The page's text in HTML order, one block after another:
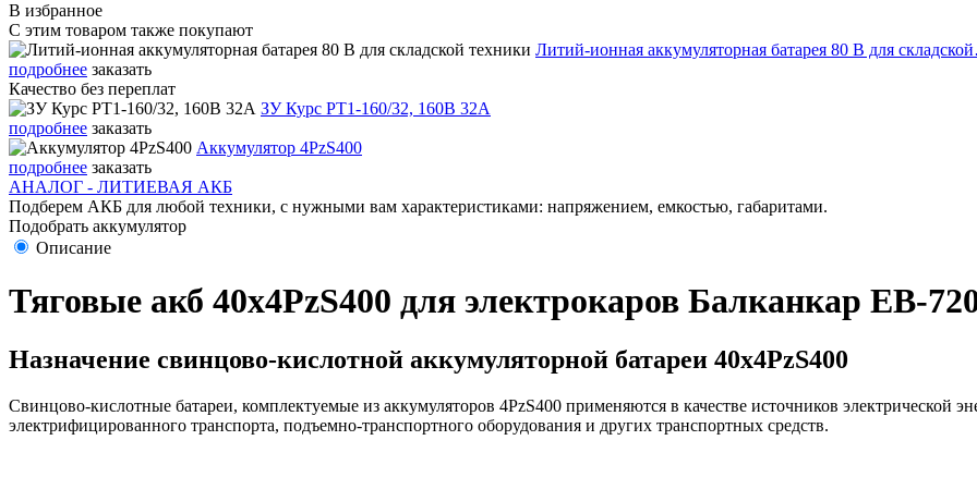
В избранное
С этим товаром также покупают
Литий-ионная аккумуляторная батарея 80 В для
подробнее заказать
Качество без переплат
ЗУ Курс PT1-160/32, 160В 32А
подробнее заказать
Аккумулятор 4PzS400
подробнее заказать
АНАЛОГ - ЛИТИЕВАЯ АКБ
Подберем АКБ для любой техники, с нужными вам характеристиками: напряжением, емкостью, габаритами.
Подобрать аккумулятор
Описание
Тяговые акб 40х4PzS400 для электрокаров Балканкар ЕВ-
Назначение свинцово-кислотной аккумуляторной батареи 40х4PzS400
Свинцово-кислотные батареи, комплектуемые из аккумуляторов 4PzS400 применяются в качестве источников электрической
электрифицированного транспорта, подъемно-транспортного оборудования и других транспортных средств.